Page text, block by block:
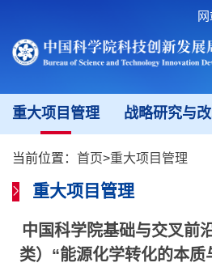
重大项目管理 战略研究与
当前位置： 首页>重大项目管理
重大项目管理
中国科学院基础与交叉前
类）“能源化学转化的本质